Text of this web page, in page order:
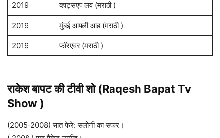
2019 व्हाट्सएप लव (मराठी )
2019 मुंबई आपली आह (मराठी )
2019 फॉरएवर (मराठी )
राकेश बापट की टीवी शो (Raqesh Bapat Tv
Show )
(2005-2008) सात फेरे: सलोनी का सफर।